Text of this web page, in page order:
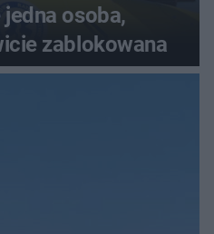
osoba,
zablokowana